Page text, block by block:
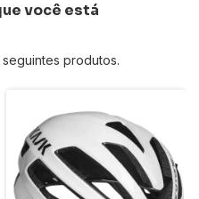
você está
produtos.